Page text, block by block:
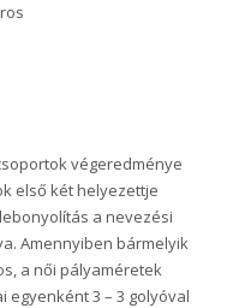
végeredménye
első két helyezettje
a nevezési
Amennyiben bármelyik
a női pályaméretek
egyenként 3 – 3 golyóval